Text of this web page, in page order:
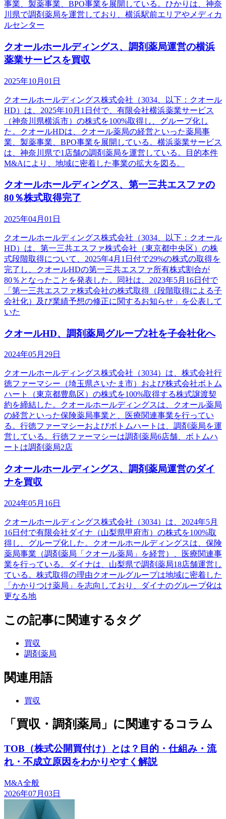
事業、製薬事業、BPO事業を展開している。ひかりは、神奈
川県で調剤薬局を運営しており、横浜駅前エリアやメディカ
ルセンター
クオールホールディングス、調剤薬局運営の横浜
薬業サービスを買収
2025年10月01日
クオールホールディングス株式会社（3034、以下：クオール
HD）は、2025年10月1日付で、有限会社横浜薬業サービス
（神奈川県横浜市）の株式を100%取得し、グループ化し
た。クオールHDは、クオール薬局の経営といった薬局事
業、製薬事業、BPO事業を展開している。横浜薬業サービス
は、神奈川県で1店舗の調剤薬局を運営している。目的本件
M&Aにより、地域に密着した事業の拡大を図る。
クオールホールディングス、第一三共エスファの
80％株式取得完了
2025年04月01日
クオールホールディングス株式会社（3034、以下：クオール
HD）は、第一三共エスファ株式会社（東京都中央区）の株
式段階取得について、2025年4月1日付で29%の株式の取得を
完了し、クオールHDの第一三共エスファ所有株式割合が
80％となったことを発表した。同社は、2023年5月16日付で
「第一三共エスファ株式会社の株式取得（段階取得による子
会社化）及び業績予想の修正に関するお知らせ」を公表して
いた
クオールHD、調剤薬局グループ2社を子会社化へ
2024年05月29日
クオールホールディングス株式会社（3034）は、株式会社行
徳ファーマシー（埼玉県さいたま市）および株式会社ボトム
ハート（東京都豊島区）の株式を100%取得する株式譲渡契
約を締結した。クオールホールディングスは、クオール薬局
の経営といった保険薬局事業と、医療関連事業を行ってい
る。行徳ファーマシーおよびボトムハートは、調剤薬局を運
営している。行徳ファーマシーは調剤薬局6店舗、ボトムハ
ートは調剤薬局2店
クオールホールディングス、調剤薬局運営のダイ
ナを買収
2024年05月16日
クオールホールディングス株式会社（3034）は、2024年5月
16日付で有限会社ダイナ（山梨県甲府市）の株式を100%取
得し、グループ化した。クオールホールディングスは、保険
薬局事業（調剤薬局「クオール薬局」を経営）、医療関連事
業を行っている。ダイナは、山梨県で調剤薬局18店舗運営し
ている。株式取得の理由クオールグループは地域に密着した
「かかりつけ薬局」を志向しており、ダイナのグループ化は
更なる地
この記事に関連するタグ
買収
調剤薬局
関連用語
買収
「買収・調剤薬局」に関連するコラム
TOB（株式公開買付け）とは？目的・仕組み・流
れ・不成立原因をわかりやすく解説
M&A全般
2026年07月03日